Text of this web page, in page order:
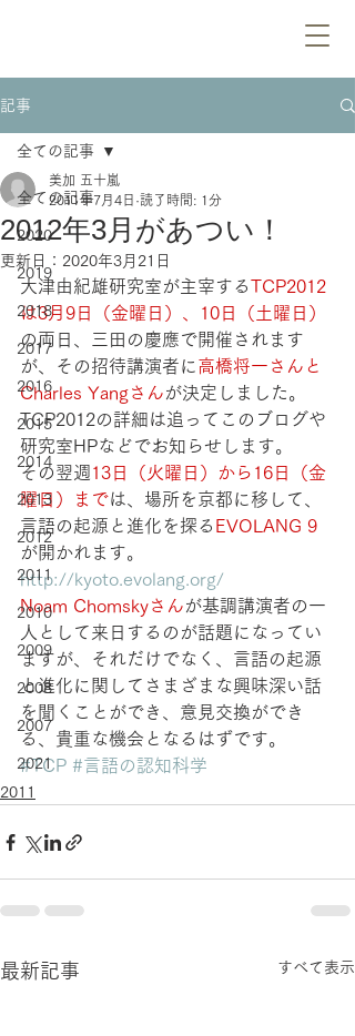
記事
全ての記事
2020
2019
2018
2017
2016
2015
2014
2013
2012
2011
2010
2009
2008
2007
2021
全ての記事
2012年3月があつい！
美加 五十嵐
2011年7月4日 読了時間: 1分
更新日： 2020年3月21日
大津由紀雄研究室が主宰するTCP2012
は3月9日（金曜日）、10日（土曜日）
の両日、三田の慶應で開催されます
が、その招待講演者に 高橋将一さんと
Charles Yangさんが決定しました。
TCP2012の詳細は追ってこのブログや
研究室HPなどでお知らせします。
その翌週 13日（火曜日）から16日（金
曜日）までは、場所を京都に移して、
言語の起源と進化を探る EVOLANG 9
が開かれます。
http://kyoto.evolang.org/
Noam Chomskyさんが基調講演者の一
人として来日するのが話題になってい
ますが、それだけでなく、言語の起源
と進化に関してさまざまな興味深い話
を聞くことができ、意見交換ができ
る、貴重な機会となるはずです。
#TCP #言語の認知科学
2011
最新記事 すべて表示